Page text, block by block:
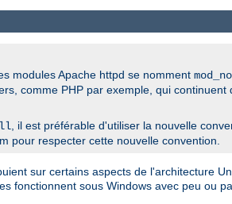
modules Apache httpd se nomment
comme PHP par exemple, qui continuent
, il est préférable d'utiliser la nouvelle
pour respecter cette nouvelle convention.
sur certains aspects de l'architecture
fonctionnent sous Windows avec peu ou